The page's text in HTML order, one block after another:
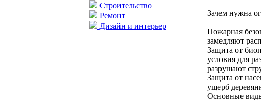
Строительство
Ремонт
Дизайн и интерьер
Зачем нужна
Пожарная
замедляют
Защита от
условия для
разрушают
Защита от
ущерб
Основные